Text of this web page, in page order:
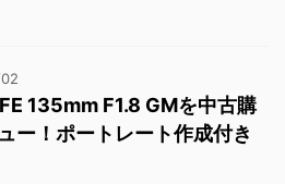
135mm F1.8 GMを中古購
ー！ポートレート作成付き